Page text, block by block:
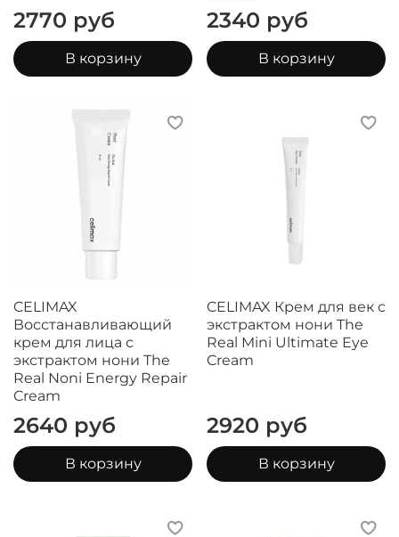
2770 руб
В корзину
2340 руб
В корзину
CELIMAX
Восстанавливающий
крем для лица с
экстрактом нони The
Real Noni Energy Repair
Cream
2640 руб
В корзину
CELIMAX Крем для век с
экстрактом нони The
Real Mini Ultimate Eye
Cream
2920 руб
В корзину